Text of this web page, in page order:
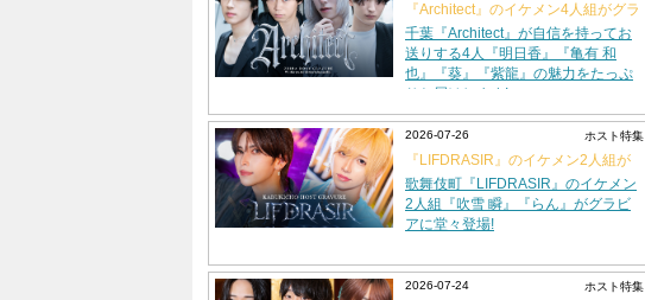
『Architect』のイケメン4人組がグラ
ビアに登場!!
千葉『Architect』が自信を持ってお
送りする4人『明日香』『亀有 和
也』『葵』『紫龍』の魅力をたっぷ
りお届けします!
2026-07-26 ホスト特集
『LIFDRASIR』のイケメン2人組が
グラビアに登場!!
歌舞伎町『LIFDRASIR』のイケメン
2人組『吹雪 瞬』『らん』がグラビ
アに堂々登場!
2026-07-24 ホスト特集